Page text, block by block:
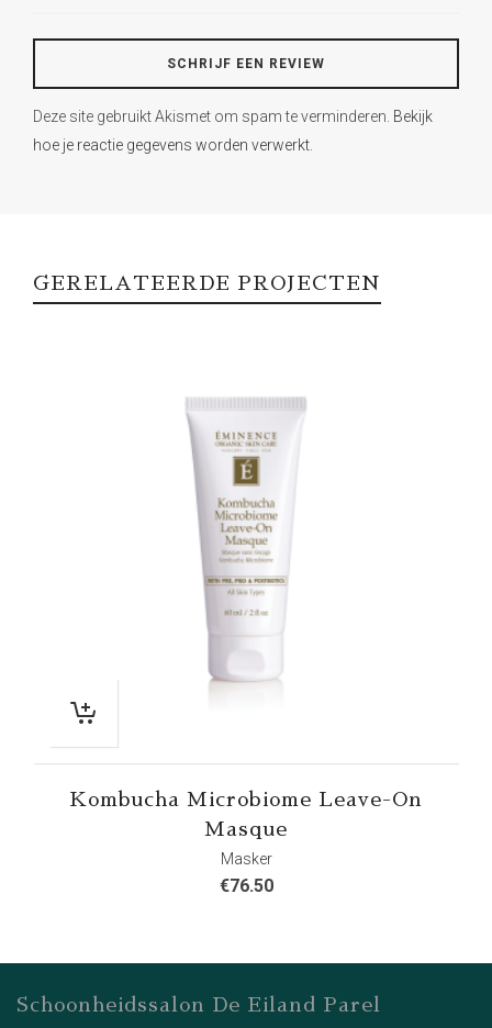
Deze site gebruikt Akismet om spam te verminderen. Bekijk
hoe je reactie gegevens worden verwerkt
GERELATEERDE PROJECTEN
Kombucha Microbiome Leave-On
Masque
Masker
€76.50
Schoonheidssalon De Eiland Parel